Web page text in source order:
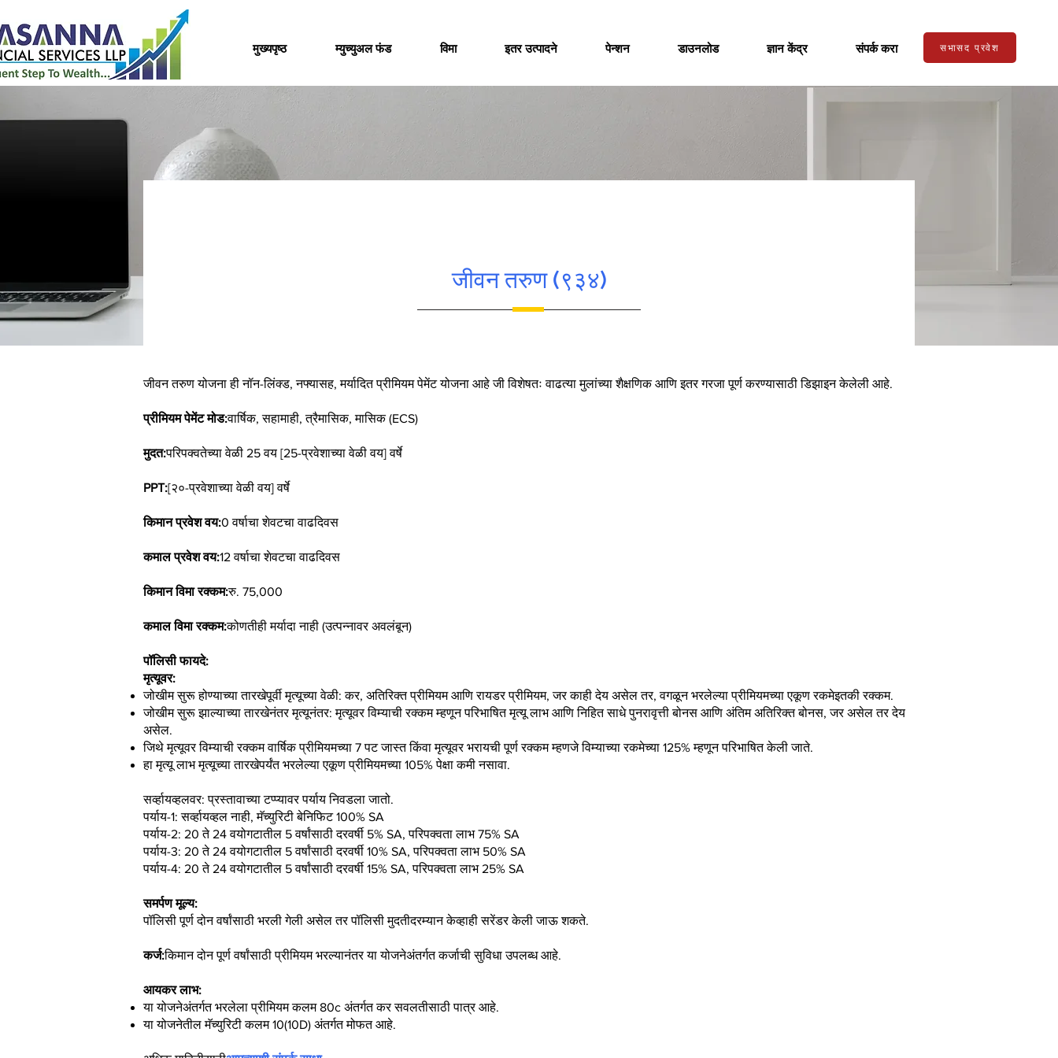
मुख्यपृष्ठ म्युच्युअल फंड विमा इतर उत्पादने पेन्शन डाउनलोड ज्ञान केंद्र संपर्क करा सभासद प्रवेश
जीवन तरुण (९३४)
जीवन तरुण योजना ही नॉन-लिंक्ड, नफ्यासह, मर्यादित प्रीमियम पेमेंट योजना आहे जी विशेषतः वाढत्या मुलांच्या शैक्षणिक आणि इतर गरजा पूर्ण करण्यासाठी डिझाइन केलेली आहे.
प्रीमियम पेमेंट मोड:वार्षिक, सहामाही, त्रैमासिक, मासिक (ECS)
मुदत:परिपक्वतेच्या वेळी 25 वय [25-प्रवेशाच्या वेळी वय] वर्षे
PPT:[२०-प्रवेशाच्या वेळी वय] वर्षे
किमान प्रवेश वय:0 वर्षाचा शेवटचा वाढदिवस
कमाल प्रवेश वय:12 वर्षाचा शेवटचा वाढदिवस
किमान विमा रक्कम:रु. 75,000
कमाल विमा रक्कम:कोणतीही मर्यादा नाही (उत्पन्नावर अवलंबून)
पॉलिसी फायदे:
मृत्यूवर:
जोखीम सुरू होण्याच्या तारखेपूर्वी मृत्यूच्या वेळी: कर, अतिरिक्त प्रीमियम आणि रायडर प्रीमियम, जर काही देय असेल तर, वगळून भरलेल्या प्रीमियमच्या एकूण रकमेइतकी रक्कम.
जोखीम सुरू झाल्याच्या तारखेनंतर मृत्यूनंतर: मृत्यूवर विम्याची रक्कम म्हणून परिभाषित मृत्यू लाभ आणि निहित साधे पुनरावृत्ती बोनस आणि अंतिम अतिरिक्त बोनस, जर असेल तर देय
असेल.
जिथे मृत्यूवर विम्याची रक्कम वार्षिक प्रीमियमच्या 7 पट जास्त किंवा मृत्यूवर भरायची पूर्ण रक्कम म्हणजे विम्याच्या रकमेच्या 125% म्हणून परिभाषित केली जाते.
हा मृत्यू लाभ मृत्यूच्या तारखेपर्यंत भरलेल्या एकूण प्रीमियमच्या 105% पेक्षा कमी नसावा.
सर्व्हायव्हलवर: प्रस्तावाच्या टप्प्यावर पर्याय निवडला जातो.
पर्याय-1: सर्व्हायव्हल नाही, मॅच्युरिटी बेनिफिट 100% SA
पर्याय-2: 20 ते 24 वयोगटातील 5 वर्षांसाठी दरवर्षी 5% SA, परिपक्वता लाभ 75% SA
पर्याय-3: 20 ते 24 वयोगटातील 5 वर्षांसाठी दरवर्षी 10% SA, परिपक्वता लाभ 50% SA
पर्याय-4: 20 ते 24 वयोगटातील 5 वर्षांसाठी दरवर्षी 15% SA, परिपक्वता लाभ 25% SA
समर्पण मूल्य:
पॉलिसी पूर्ण दोन वर्षांसाठी भरली गेली असेल तर पॉलिसी मुदतीदरम्यान केव्हाही सरेंडर केली जाऊ शकते.
कर्ज:किमान दोन पूर्ण वर्षांसाठी प्रीमियम भरल्यानंतर या योजनेअंतर्गत कर्जाची सुविधा उपलब्ध आहे.
आयकर लाभ:
या योजनेअंतर्गत भरलेला प्रीमियम कलम 80c अंतर्गत कर सवलतीसाठी पात्र आहे.
या योजनेतील मॅच्युरिटी कलम 10(10D) अंतर्गत मोफत आहे.